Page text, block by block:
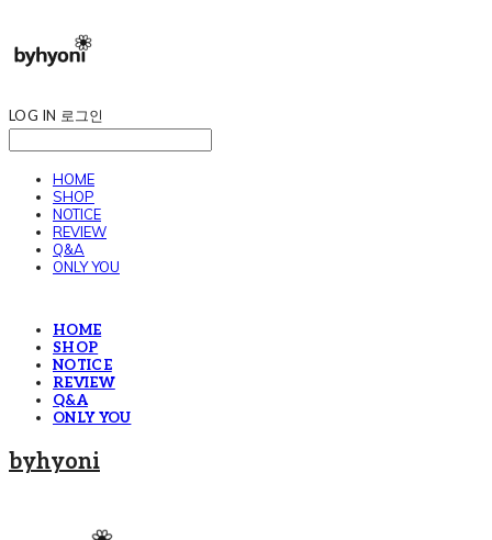
LOG IN 로그인
HOME
SHOP
NOTICE
REVIEW
Q&A
ONLY YOU
HOME
SHOP
NOTICE
REVIEW
Q&A
ONLY YOU
byhyoni